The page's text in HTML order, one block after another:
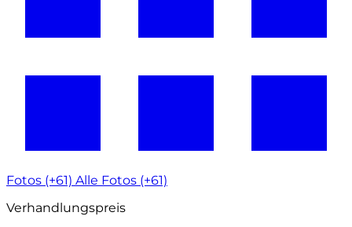
Fotos (+61) Alle Fotos (+61)
Verhandlungspreis